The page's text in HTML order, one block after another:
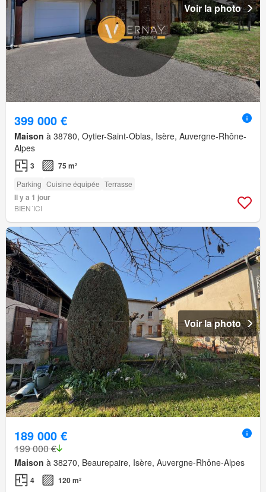
Voir la photo
399 000 €
Maison à 38780, Oytier-Saint-Oblas, Isère, Auvergne-Rhône-
Alpes
3 75 m²
Parking Cuisine équipée Terrasse
Il y a 1 jour
BIEN´ICI
Voir la photo
189 000 €
199 000 €
Maison à 38270, Beaurepaire, Isère, Auvergne-Rhône-Alpes
4 120 m²